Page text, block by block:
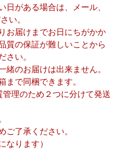
日がある場合は、メール、
い。
お届けまでお日にちがかか
質の保証が難しいことから
さい。
緒のお届けは出来ません。
まで同梱できます。
理のため２つに分けて発送
ご了承ください。
なります）